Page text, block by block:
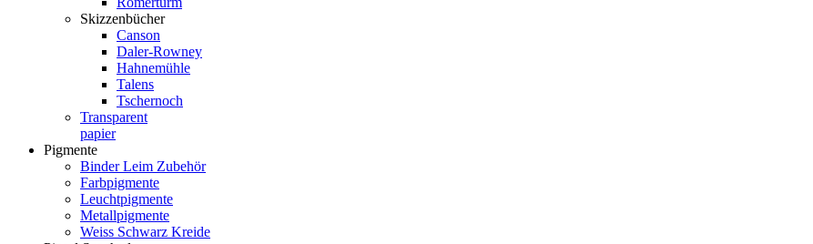
Skizzenbücher
Canson
Daler-Rowney
Hahnemühle
Talens
Tschernoch
Transparent
papier
Pigmente
Binder Leim Zubehör
Farbpigmente
Leuchtpigmente
Metallpigmente
Weiss Schwarz Kreide